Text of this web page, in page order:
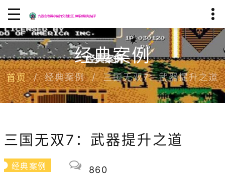
经典案例
首页 经典案例 三国无双7：武器提升之道
三国无双7：武器提升之道
经典案例
860